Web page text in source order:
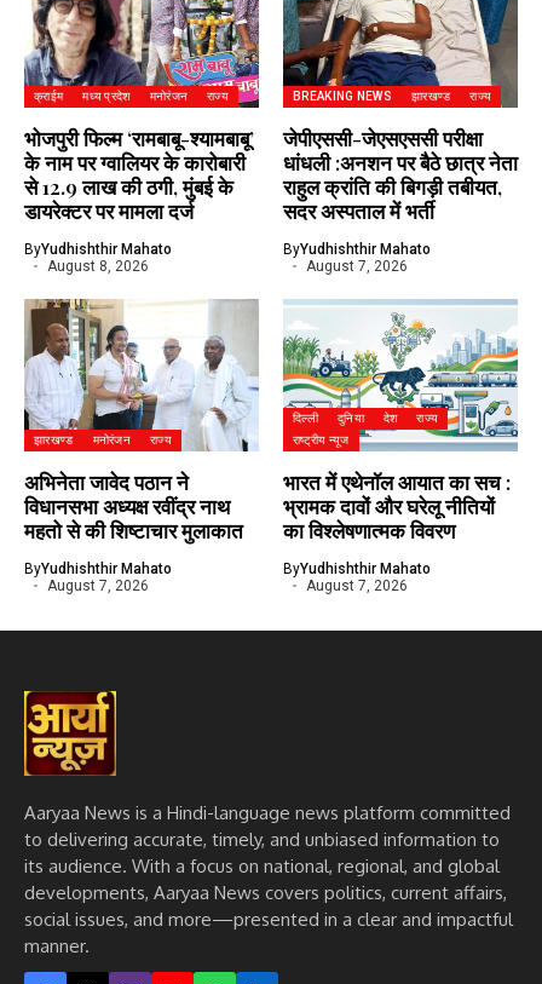
क्राईम मध्य प्रदेश मनोरंजन राज्य
भोजपुरी फिल्म ‘रामबाबू-श्यामबाबू’
के नाम पर ग्वालियर के कारोबारी
से 12.9 लाख की ठगी, मुंबई के
डायरेक्टर पर मामला दर्ज
ByYudhishthir Mahato
August 8, 2026
BREAKING NEWS झारखण्ड राज्य
जेपीएससी-जेएसएससी परीक्षा
धांधली :अनशन पर बैठे छात्र नेता
राहुल क्रांति की बिगड़ी तबीयत,
सदर अस्पताल में भर्ती
ByYudhishthir Mahato
August 7, 2026
झारखण्ड मनोरंजन राज्य
अभिनेता जावेद पठान ने
विधानसभा अध्यक्ष रवींद्र नाथ
महतो से की शिष्टाचार मुलाकात
ByYudhishthir Mahato
August 7, 2026
दिल्ली दुनिया देश
राज्य
राष्ट्रीय न्यूज
भारत में एथेनॉल आयात का सच :
भ्रामक दावों और घरेलू नीतियों
का विश्लेषणात्मक विवरण
ByYudhishthir Mahato
August 7, 2026
Aaryaa News is a Hindi-language news platform committed
to delivering accurate, timely, and unbiased information to
its audience. With a focus on national, regional, and global
developments, Aaryaa News covers politics, current affairs,
social issues, and more—presented in a clear and impactful
manner.